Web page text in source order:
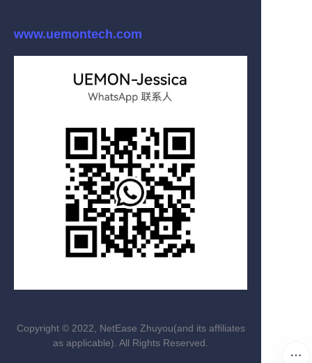
www.uemontech.com
Copyright ©️ 2022, NetEase Zhuyou(and its affiliates
as applicable). All Rights Reserved.